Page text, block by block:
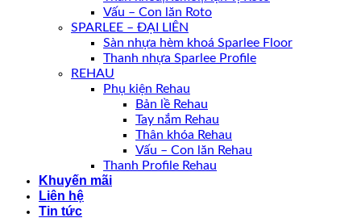
Vấu – Con lăn Roto
SPARLEE – ĐẠI LIÊN
Sàn nhựa hèm khoá Sparlee Floor
Thanh nhựa Sparlee Profile
REHAU
Phụ kiện Rehau
Bản lề Rehau
Tay nắm Rehau
Thân khóa Rehau
Vấu – Con lăn Rehau
Thanh Profile Rehau
Khuyến mãi
Liên hệ
Tin tức